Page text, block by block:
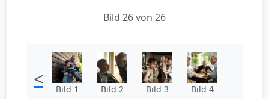
Bild 26 von 26
< Bild 1 Bild 2 Bild 3 Bild 4